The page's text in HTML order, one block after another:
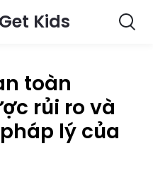
Kids
toàn
rủi ro và
lý của